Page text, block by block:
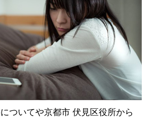
ついてや京都市 伏見区役所から